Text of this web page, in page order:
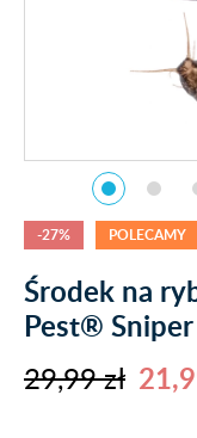
-27% POLECAMY
Środek na
Pest®
29,99 zł